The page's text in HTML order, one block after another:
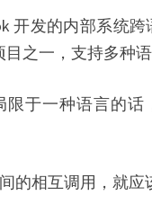
开发的内部系统跨
之一，支持多种语
于一种语言的话
的相互调用，就应